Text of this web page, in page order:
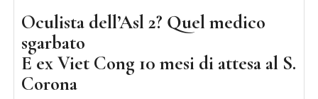
Oculista dell’Asl 2? Quel medico
sgarbato
E ex Viet Cong 10 mesi di attesa al S.
Corona